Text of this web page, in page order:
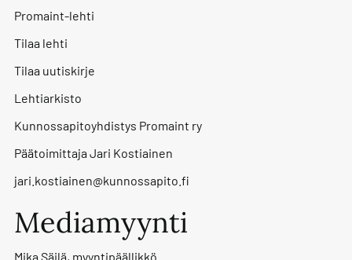
Promaint-lehti
Tilaa lehti
Tilaa uutiskirje
Lehtiarkisto
Kunnossapitoyhdistys Promaint ry
Päätoimittaja Jari Kostiainen
jari.kostiainen@kunnossapito.fi
Mediamyynti
Mika Säilä, myyntipäällikkö